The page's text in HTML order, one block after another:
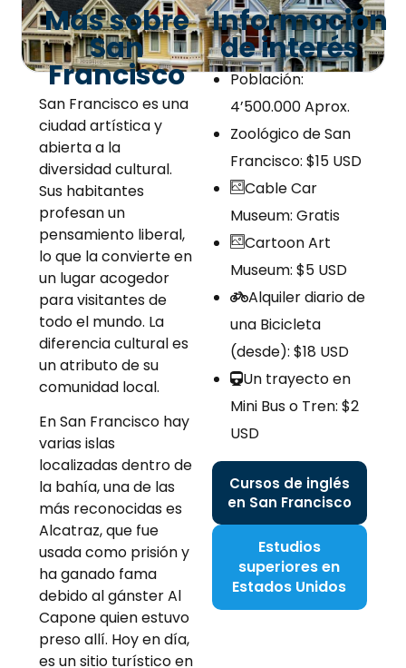
Más sobre
San
Francisco
San Francisco es una
ciudad artística y
abierta a la
diversidad cultural.
Sus habitantes
profesan un
pensamiento liberal,
lo que la convierte en
un lugar acogedor
para visitantes de
todo el mundo. La
diferencia cultural es
un atributo de su
comunidad local.
En San Francisco hay
varias islas
localizadas dentro de
la bahía, una de las
más reconocidas es
Alcatraz, que fue
usada como prisión y
ha ganado fama
debido al gánster Al
Capone quien estuvo
preso allí. Hoy en día,
es un sitio turístico en
Información
de interés
Población:
4’500.000 Aprox.
Zoológico de San
Francisco: $15 USD
Cable Car
Museum: Gratis
Cartoon Art
Museum: $5 USD
Alquiler diario de
una Bicicleta
(desde): $18 USD
Un trayecto en
Mini Bus o Tren: $2
USD
Cursos de inglés
en San Francisco
Estudios
superiores en
Estados Unidos